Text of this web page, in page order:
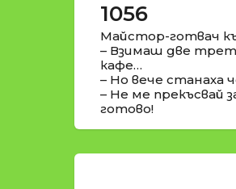
1056
Майстор-готвач
– Взимаш две
кафе…
– Но вече
– Не ме прекъсвай
готово!